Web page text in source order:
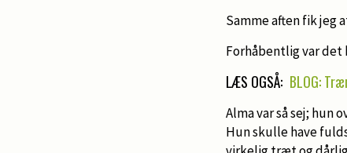
Samme aften fik jeg
Forhåbentlig var
LÆS OGSÅ: BLOG:
Alma var så sej; hun
Hun skulle have